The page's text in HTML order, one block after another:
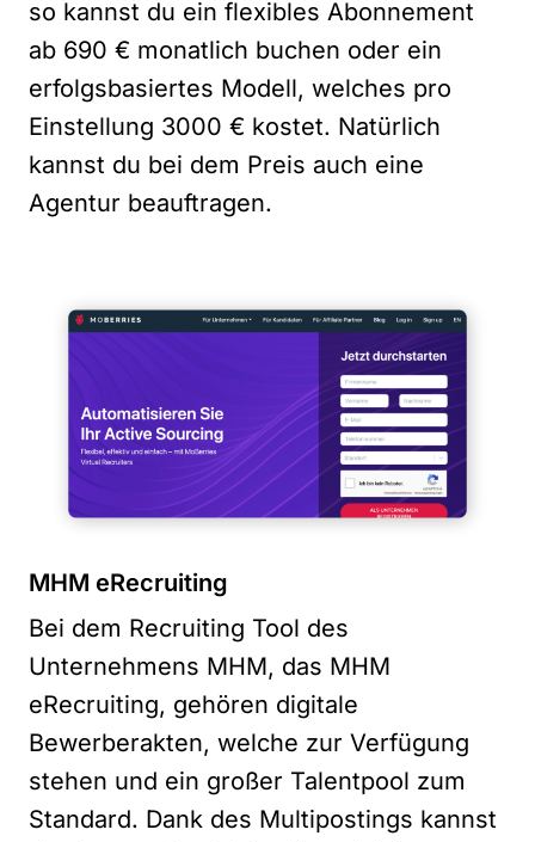
so kannst du ein flexibles Abonnement
ab 690 € monatlich buchen oder ein
erfolgsbasiertes Modell, welches pro
Einstellung 3000 € kostet. Natürlich
kannst du bei dem Preis auch eine
Agentur beauftragen.
MHM eRecruiting
Bei dem Recruiting Tool des
Unternehmens MHM, das MHM
eRecruiting, gehören digitale
Bewerberakten, welche zur Verfügung
stehen und ein großer Talentpool zum
Standard. Dank des Multipostings kannst